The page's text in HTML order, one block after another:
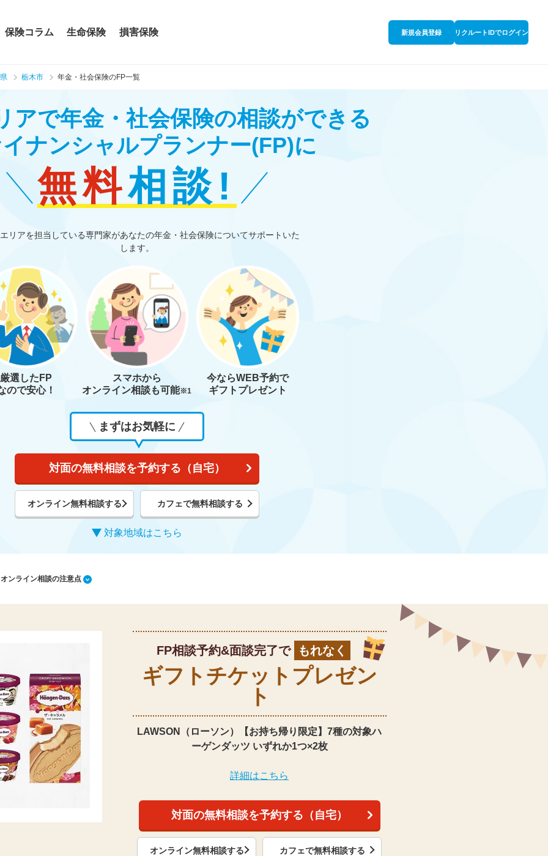
保険コラム 生命保険 損害保険 新規会員登録 リクルートIDでログイン
栃木市 年金・社会保険のFP一覧
アで年金・社会保険の相談ができる
ナンシャルプランナー(FP)に
無料相談!
リアを担当している専門家があなたの年金・社会保険についてサポートいた
します。
厳選したFP
ので安心！
スマホから
オンライン相談も可能※1
今ならWEB予約で
ギフトプレゼント
まずはお気軽に
対面の無料相談を予約する（自宅）
オンライン無料相談する カフェで無料相談する
対象地域はこちら
ンライン相談の注意点
FP相談予約&面談完了で もれなく
ギフトチケット プレゼン
ト
LAWSON（ローソン）【お持ち帰り限定】 7種の対象ハ
ーゲンダッツ いずれか1つ×2枚
詳細はこちら
対面の無料相談を予約する（自宅）
オンライン無料相談する カフェで無料相談する